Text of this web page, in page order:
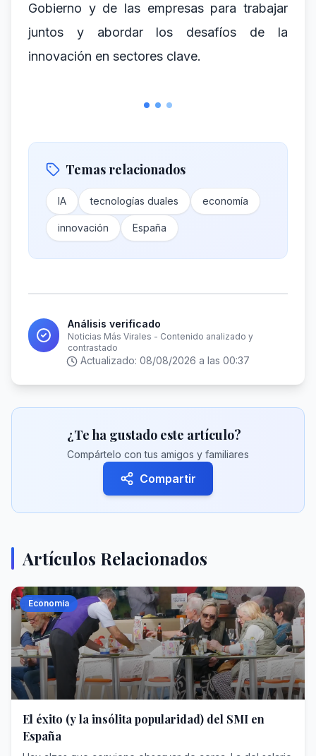
Gobierno y de las empresas para trabajar
juntos y abordar los desafíos de la
innovación en sectores clave.
Temas relacionados
IA tecnologías duales economía
innovación España
Análisis verificado
Noticias Más Virales - Contenido analizado y
contrastado
Actualizado: 08/08/2026 a las 00:37
¿Te ha gustado este artículo?
Compártelo con tus amigos y familiares
Compartir
Artículos Relacionados
Economía
El éxito (y la insólita popularidad) del SMI en
España